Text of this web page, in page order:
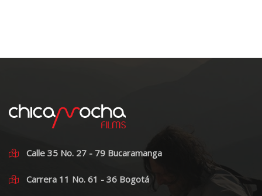
Calle 35 No. 27 - 79 Bucaramanga
Carrera 11 No. 61 - 36 Bogotá